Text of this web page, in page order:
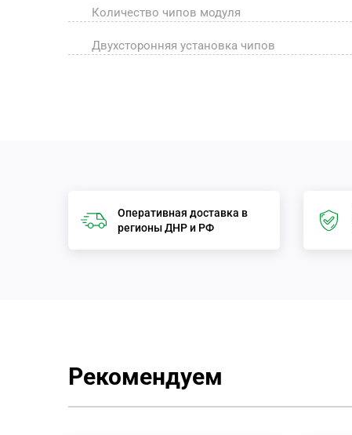
Количество чипов модуля
Двухсторонняя установка чипов
Оперативная доставка в
регионы ДНР и РФ
Рекомендуем